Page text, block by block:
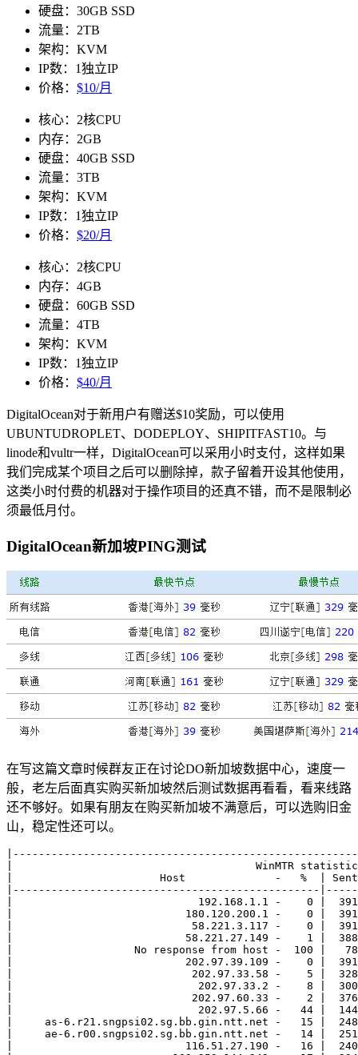
硬盘：30GB SSD
流量：2TB
架构：KVM
IP数：1独立IP
价格： $10/月
核心：2核CPU
内存：2GB
硬盘：40GB SSD
流量：3TB
架构：KVM
IP数：1独立IP
价格： $20/月
核心：2核CPU
内存：4GB
硬盘：60GB SSD
流量：4TB
架构：KVM
IP数：1独立IP
价格： $40/月
DigitalOcean对于新用户有赠送$10奖励，可以使用
UBUNTUDROPLET、 DODEPLOY、 SHIPITFAST10。与
linode和vultr一样，DigitalOcean可以采用小时支付，这样如果
我们完成某个项目之后可以删除掉，款子留着开设其他使用，
这类小时付费的机器对于操作项目的还真不错，而不是限制必
须最低月付。
DigitalOcean新加坡PING测试
在写这篇文章时候群友正在讨论DO新加坡数据中心，速度一
般，老左后面真实购买新加坡然后测试数据再看看，看来线路
还不够好。如果有朋友在购买新加坡不满意后，可以选购旧金
山，稳定性还可以。
|                                      WinMTR
|                       Host              -   %  | Sent |
|------------------------------------------------
|                             192.168.1.1 -    0 |
|                           180.120.200.1 -    0 |
|                            58.221.3.117 -    0 |
|                           58.221.27.149 -    1 |
|                   No response from host -  100
|                           202.97.39.109 -    0 |
|                            202.97.33.58 -    5 |
|                             202.97.33.2 -    8 |  300
|                            202.97.60.33 -    2 |
|                             202.97.5.66 -   44 |  144
|     as-6.r21.sngpsi02.sg.bb.gin.ntt.net -   15 |
|     ae-6.r00.sngpsi02.sg.bb.gin.ntt.net -   14 |
|                           116.51.27.190 -   16 |